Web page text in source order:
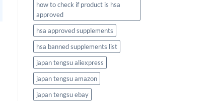
how to check if product is hsa
approved
hsa approved supplements
hsa banned supplements list
japan tengsu aliexpress
japan tengsu amazon
japan tengsu ebay